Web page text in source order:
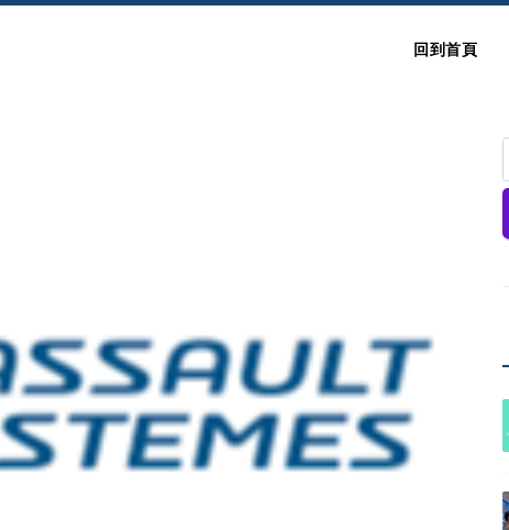
回到首頁